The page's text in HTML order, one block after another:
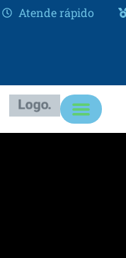
Atende rápido